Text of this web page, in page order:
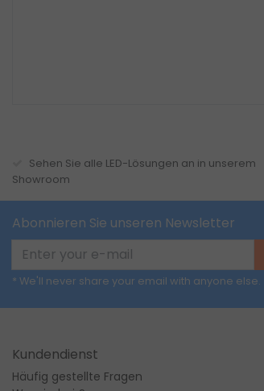
Sehen Sie alle LED-Lösungen an in unserem
Showroom
Abonnieren Sie unseren Newsletter
* We'll never share your email with anyone else.
Kundendienst
Häufig gestellte Fragen